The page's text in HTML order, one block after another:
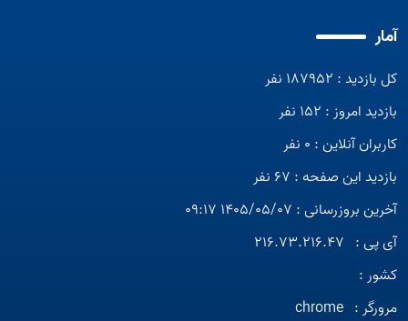
آمار
کل بازدید : 187952 نفر
بازدید امروز : 152 نفر
کاربران آنلاین : 0 نفر
بازدید این صفحه : 67 نفر
آخرین بروزرسانی : 1405/05/07 09:17
آی پی : 216.73.216.47
کشور :
مرورگر : chrome